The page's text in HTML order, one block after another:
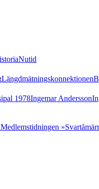
Nutid
Längdmätningskonnektionen
1978Ingemar Andersson
Medlemstidningen